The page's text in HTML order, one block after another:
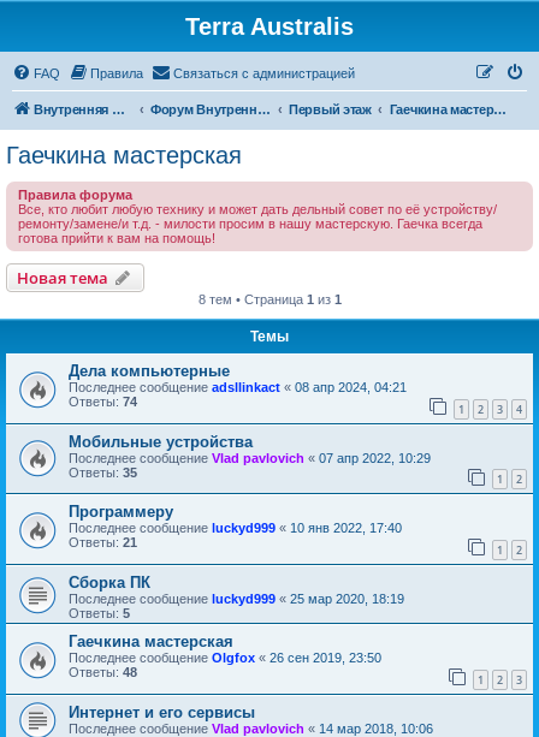
Terra Australis
FAQ Правила Связаться с администрацией
Внутренняя Австралия Форум Внутренней Австралии Первый этаж Гаечкина мастерская
Гаечкина мастерская
Правила форума
Все, кто любит любую технику и может дать дельный совет по её устройству/
ремонту/замене/и т.д. - милости просим в нашу мастерскую. Гаечка всегда
готова прийти к вам на помощь!
Новая тема
Новаятема
8 тем • Страница 1 из 1
Темы
Дела компьютерные
Последнее сообщение adsllinkact « 08 апр 2024, 04:21
Ответы: 74 1 2 3 4
Мобильные устройства
Последнее сообщение Vlad pavlovich « 07 апр 2022, 10:29
Ответы: 35 1 2
Программеру
Последнее сообщение luckyd999 « 10 янв 2022, 17:40
Ответы: 21 1 2
Сборка ПК
Последнее сообщение luckyd999 « 25 мар 2020, 18:19
Ответы: 5
Гаечкина мастерская
Последнее сообщение Olgfox « 26 сен 2019, 23:50
Ответы: 48 1 2 3
Интернет и его сервисы
Последнее сообщение Vlad pavlovich « 14 мар 2018, 10:06